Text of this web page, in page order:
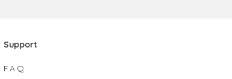
Support
F.A.Q.